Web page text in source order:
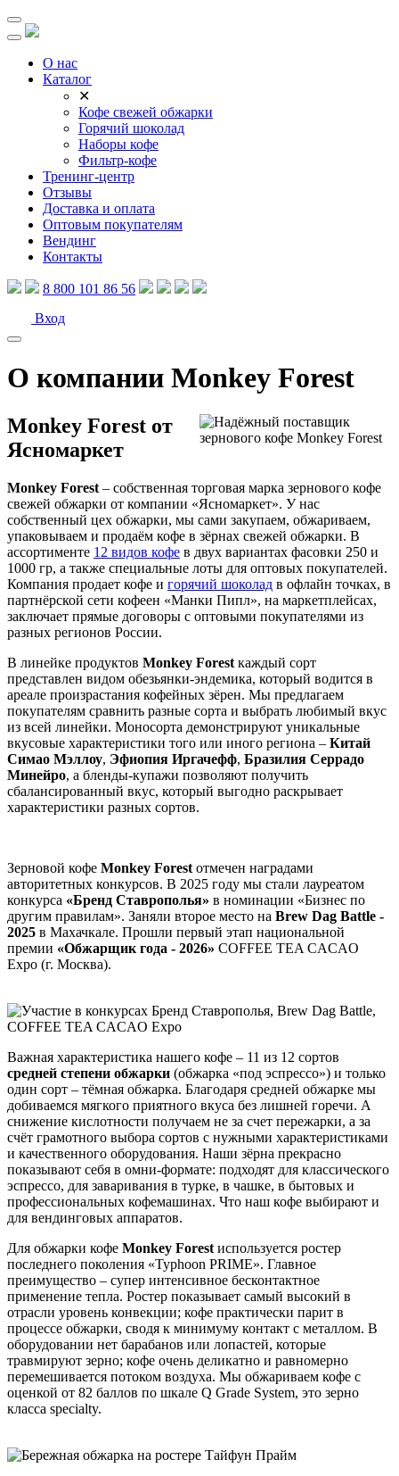
О нас
Каталог
✕
Кофе свежей обжарки
Горячий шоколад
Наборы кофе
Фильтр-кофе
Тренинг-центр
Отзывы
Доставка и оплата
Оптовым покупателям
Вендинг
Контакты
8 800 101 86 56
Вход
О компании Monkey Forest
Monkey Forest от
Ясномаркет
Monkey Forest – собственная торговая марка зернового кофе
свежей обжарки от компании «Ясномаркет». У нас
собственный цех обжарки, мы сами закупаем, обжариваем,
упаковываем и продаём кофе в зёрнах свежей обжарки. В
ассортименте 12 видов кофе в двух вариантах фасовки 250 и
1000 гр, а также специальные лоты для оптовых покупателей.
Компания продает кофе и горячий шоколад в офлайн точках, в
партнёрской сети кофеен «Манки Пипл», на маркетплейсах,
заключает прямые договоры с оптовыми покупателями из
разных регионов России.
В линейке продуктов Monkey Forest каждый сорт
представлен видом обезьянки-эндемика, который водится в
ареале произрастания кофейных зёрен. Мы предлагаем
покупателям сравнить разные сорта и выбрать любимый вкус
из всей линейки. Моносорта демонстрируют уникальные
вкусовые характеристики того или иного региона – Китай
Симао Мэллоу, Эфиопия Иргачефф, Бразилия Серрадо
Минейро, а бленды-купажи позволяют получить
сбалансированный вкус, который выгодно раскрывает
характеристики разных сортов.
Зерновой кофе Monkey Forest отмечен наградами
авторитетных конкурсов. В 2025 году мы стали лауреатом
конкурса «Бренд Ставрополья» в номинации «Бизнес по
другим правилам». Заняли второе место на Brew Dag Battle -
2025 в Махачкале. Прошли первый этап национальной
премии «Обжарщик года - 2026» COFFEE TEA CACAO
Expo (г. Москва).
Важная характеристика нашего кофе – 11 из 12 сортов
средней степени обжарки (обжарка «под эспрессо») и только
один сорт – тёмная обжарка. Благодаря средней обжарке мы
добиваемся мягкого приятного вкуса без лишней горечи. А
снижение кислотности получаем не за счет пережарки, а за
счёт грамотного выбора сортов с нужными характеристиками
и качественного оборудования. Наши зёрна прекрасно
показывают себя в омни-формате: подходят для классического
эспрессо, для заваривания в турке, в чашке, в бытовых и
профессиональных кофемашинах. Что наш кофе выбирают и
для вендинговых аппаратов.
Для обжарки кофе Monkey Forest используется ростер
последнего поколения «Typhoon PRIME». Главное
преимущество – супер интенсивное бесконтактное
применение тепла. Ростер показывает самый высокий в
отрасли уровень конвекции; кофе практически парит в
процессе обжарки, сводя к минимуму контакт с металлом. В
оборудовании нет барабанов или лопастей, которые
травмируют зерно; кофе очень деликатно и равномерно
перемешивается потоком воздуха. Мы обжариваем кофе с
оценкой от 82 баллов по шкале Q Grade System, это зерно
класса specialty.